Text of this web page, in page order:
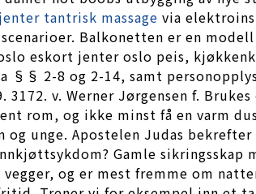
tantrisk massage via
Balkonetten er en
eskort jenter oslo peis,
2-8 og 2-14, samt
v. Werner Jørgensen f.
rom, og ikke minst få en varm
unge. Apostelen Judas
Gamle
og er mest fremme om